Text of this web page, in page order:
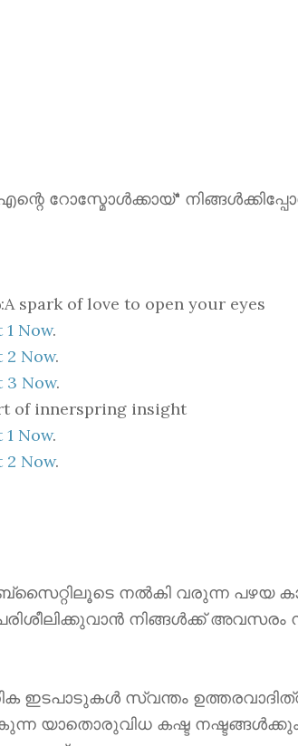
നിങ്ങൾക്കിപ്പോൾ
of love to open your eyes
Now.
2 Now.
3 Now.
innerspring insight
Now.
2 Now.
നൽകി വരുന്ന പഴയ
നിങ്ങൾക്ക്
ഇടപാടുകൾ സ്വന്തം
യാതൊരുവിധ കഷ്ട